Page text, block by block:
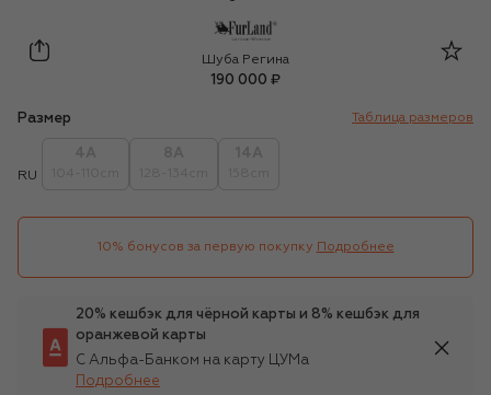
FurLand
Шуба Регина
190 000 ₽
Размер Таблица размеров
RU
10% бонусов за первую покупку Подробнее
20% кешбэк для чёрной карты и 8% кешбэк для
оранжевой карты
С Альфа-Банком на карту ЦУМа
Подробнее